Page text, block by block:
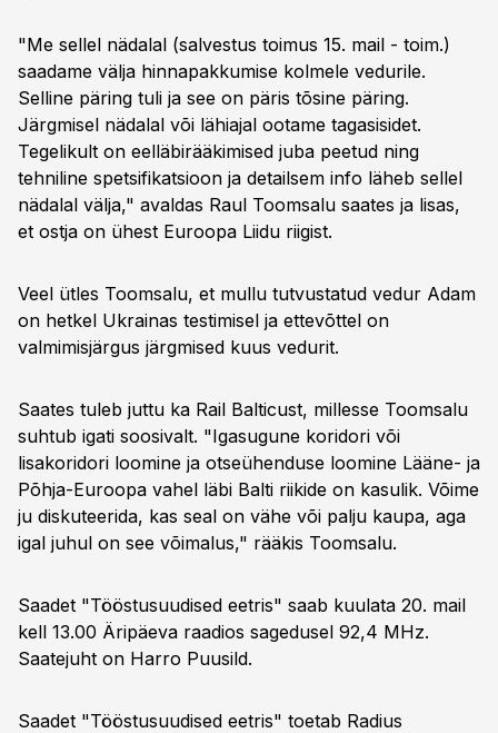
"Me sellel nädalal (salvestus toimus 15. mail - toim.)
saadame välja hinnapakkumise kolmele vedurile.
Selline päring tuli ja see on päris tõsine päring.
Järgmisel nädalal või lähiajal ootame tagasisidet.
Tegelikult on eelläbirääkimised juba peetud ning
tehniline spetsifikatsioon ja detailsem info läheb sellel
nädalal välja," avaldas Raul Toomsalu saates ja lisas,
et ostja on ühest Euroopa Liidu riigist.
Veel ütles Toomsalu, et mullu tutvustatud vedur Adam
on hetkel Ukrainas testimisel ja ettevõttel on
valmimisjärgus järgmised kuus vedurit.
Saates tuleb juttu ka Rail Balticust, millesse Toomsalu
suhtub igati soosivalt. "Igasugune koridori või
lisakoridori loomine ja otseühenduse loomine Lääne- ja
Põhja-Euroopa vahel läbi Balti riikide on kasulik. Võime
ju diskuteerida, kas seal on vähe või palju kaupa, aga
igal juhul on see võimalus," rääkis Toomsalu.
Saadet "Tööstusuudised eetris" saab kuulata 20. mail
kell 13.00 Äripäeva raadios sagedusel 92,4 MHz.
Saatejuht on Harro Puusild.
Saadet "Tööstusuudised eetris" toetab Radius